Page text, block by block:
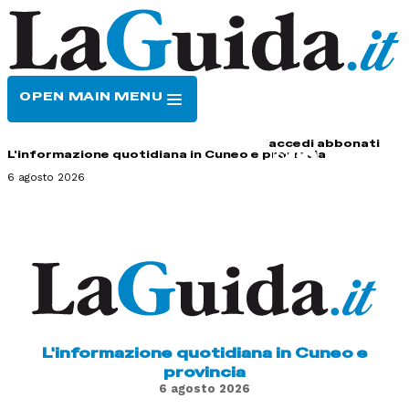
OPEN MAIN MENU
accedi abbonati
L'informazione quotidiana in Cuneo e provincia
6 agosto 2026
L'informazione quotidiana in Cuneo e
provincia
6 agosto 2026